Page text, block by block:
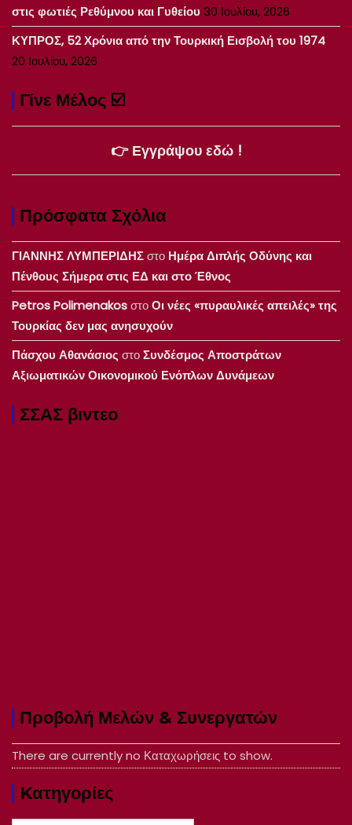
στις φωτιές Ρεθύμνου και Γυθείου 30 Ιουλίου, 2026
ΚΥΠΡΟΣ, 52 Χρόνια από την Τουρκική Εισβολή του 1974
20 Ιουλίου, 2026
Γίνε Μέλος ☑️
👉 Εγγράψου εδώ !
Πρόσφατα Σχόλια
ΓΙΑΝΝΗΣ ΛΥΜΠΕΡΙΔΗΣστο Ημέρα Διπλής Οδύνης και
Πένθους Σήμερα στις ΕΔ και στο Έθνος
Petros PolimenakosστοΟι νέες «πυραυλικές απειλές» της
Τουρκίας δεν μας ανησυχούν
Πάσχου Αθανάσιος στοΣυνδέσμος Αποστράτων
Αξιωματικών Οικονομικού Ενόπλων Δυνάμεων
ΣΣΑΣ βιντεο
Προβολή Μελών & Συνεργατών
There are currently no Καταχωρήσεις to show.
Kατηγορίες